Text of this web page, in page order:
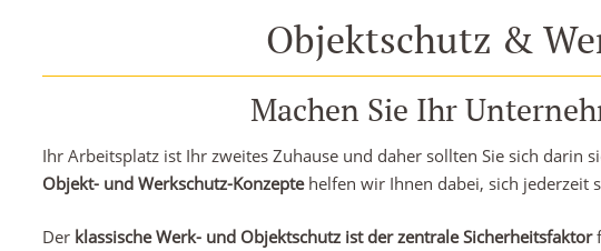
Objektschutz &
Machen Sie Ihr
Ihr Arbeitsplatz ist Ihr zweites Zuhause und daher sollten Sie sich darin
Objekt- und Werkschutz-Konzeptehelfen wir Ihnen dabei, sich jederzeit
Der klassische Werk- und Objektschutz ist der zentrale Sicherheitsfaktor